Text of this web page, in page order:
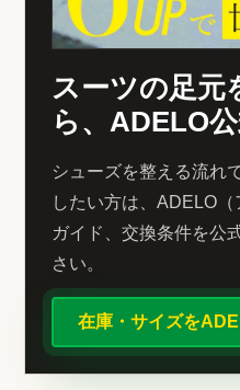
スーツの足元
ら、ADELO公
シューズを整える流れ
したい方は、ADELO
ガイド、交換条件を公
さい。
在庫・サイズを